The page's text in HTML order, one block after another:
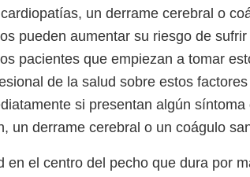
un derrame cerebral o
pueden aumentar su riesgo de
pacientes que empiezan a tomar
de la salud sobre estos
si presentan algún
un derrame cerebral o un coágulo
en el centro del pecho que dura por